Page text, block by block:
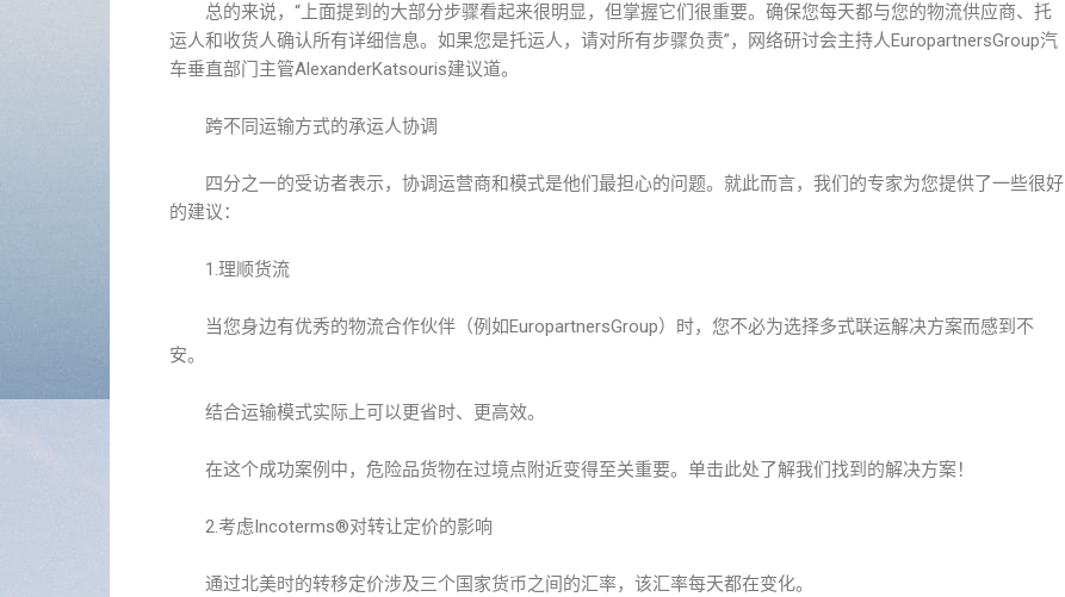
总的来说，“上面提到的大部分步骤看起来很明显，但掌握它们很重要。确保您每天都与您的物流供应商、托
运人和收货人确认所有详细信息。如果您是托运人，请对所有步骤负责”，网络研讨会主持人EuropartnersGroup汽
车垂直部门主管AlexanderKatsouris建议道。
跨不同运输方式的承运人协调
四分之一的受访者表示，协调运营商和模式是他们最担心的问题。就此而言，我们的专家为您提供了一些很好
的建议：
1.理顺货流
当您身边有优秀的物流合作伙伴（例如EuropartnersGroup）时，您不必为选择多式联运解决方案而感到不
安。
结合运输模式实际上可以更省时、更高效。
在这个成功案例中，危险品货物在过境点附近变得至关重要。单击此处了解我们找到的解决方案！
2.考虑Incoterms®对转让定价的影响
通过北美时的转移定价涉及三个国家货币之间的汇率，该汇率每天都在变化。